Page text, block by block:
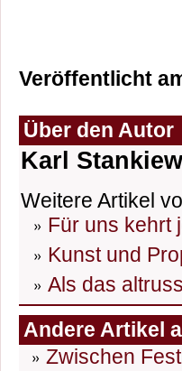
Veröffentlicht
Über den Autor
Karl
Weitere Artikel
Für uns kehrt
Kunst und
Als das
Andere Artikel
Zwischen